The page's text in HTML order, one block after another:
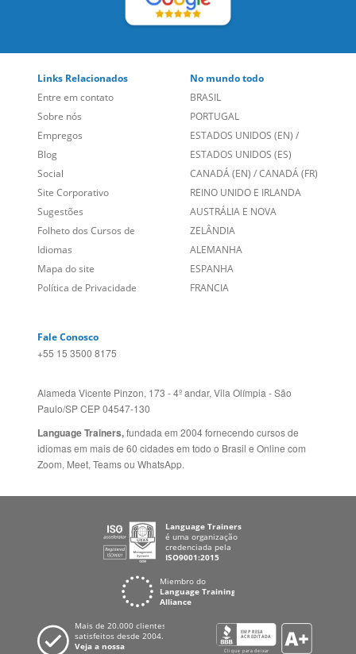
Links Relacionados
Entre em contato
Sobre nós
Empregos
Blog
Social
Site Corporativo
Sugestões
Folheto dos Cursos de
Idiomas
Mapa do site
No mundo todo
BRASIL
PORTUGAL
ESTADOS UNIDOS (EN)
ESTADOS UNIDOS (ES)
CANADÁ (EN) / CANADÁ (FR)
REINO UNIDO E IRLANDA
AUSTRÁLIA E NOVA
ZELÂNDIA
ALEMANHA
ESPANHA
Fale Conosco
Alameda Vicente Pinzon, 173 - 4º andar, Vila Olímpia - São
Paulo/SP CEP 04547-130
Language Trainers, fundada em 2004 fornecendo cursos de
idiomas em mais de 60 cidades em todo o Brasil e Online com